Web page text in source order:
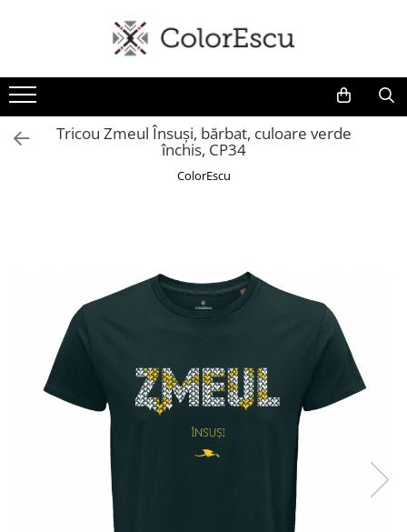
Toate produsele
Tricouri
Tricouri bărbați
Tricouri damă
Bluze si hanorace bărbați
Bluze si hanorace damă
Bluze de trening | Bluze tehnice
Pantaloni
Șepci și căciuli
Simboluri tradiționale
Tricou Zmeul Însuși, bărbat, culoare verde
închis, CP34
ColorEscu